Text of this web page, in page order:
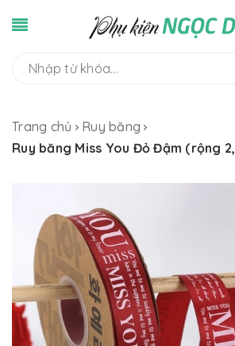
Trang chủ
Ruy băng
Ruy băng Miss You Đỏ Đậm (rộng